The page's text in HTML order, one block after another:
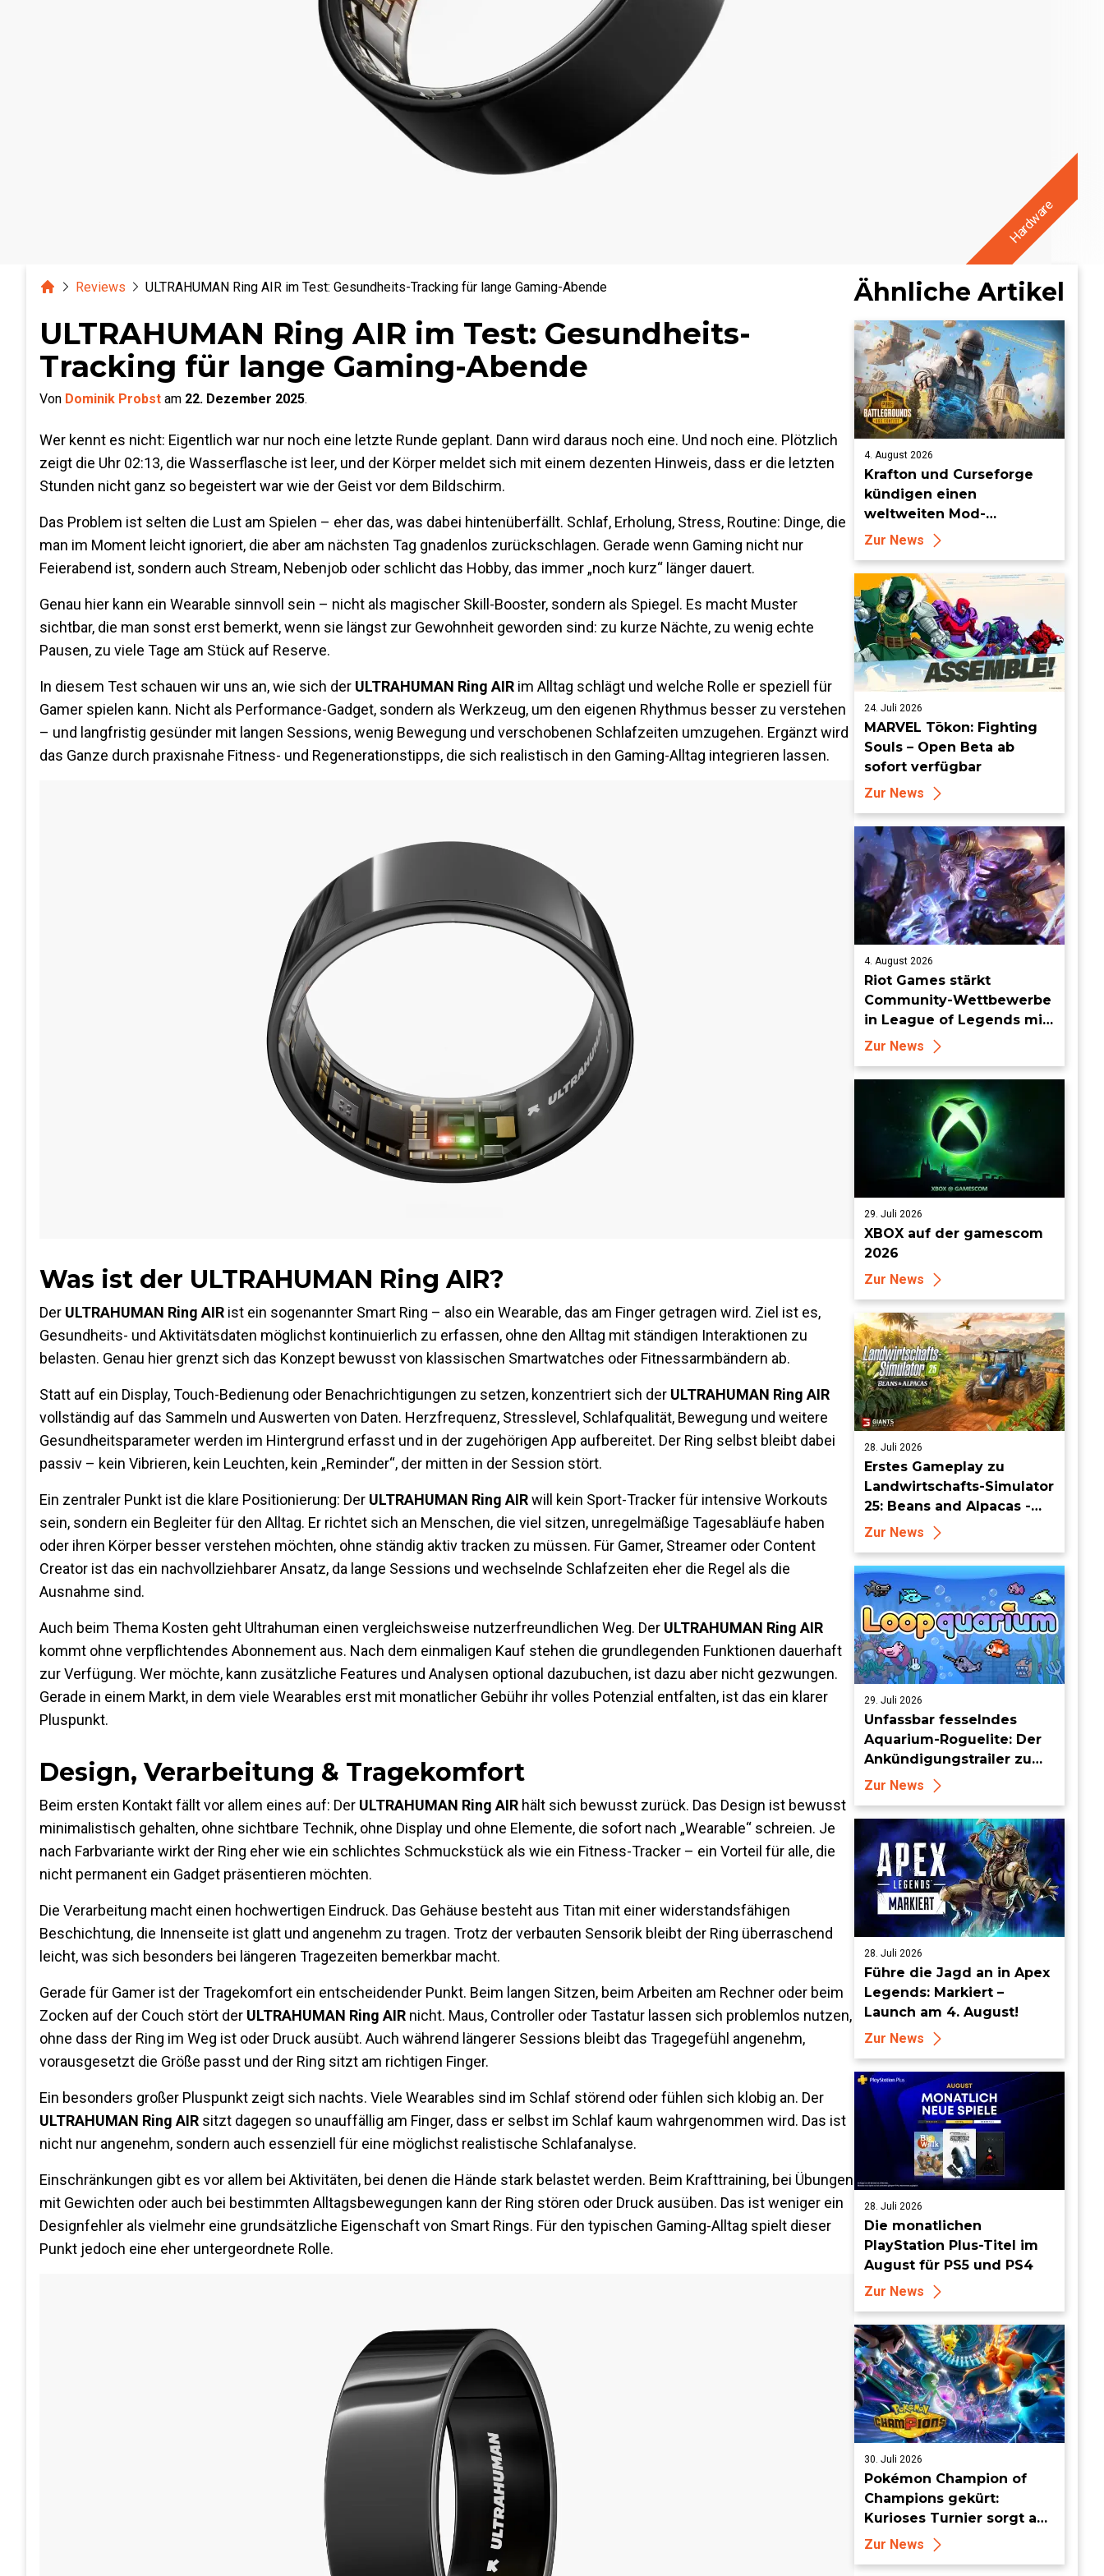
Hardware
HomeReviews ULTRAHUMAN Ring AIR im Test: Gesundheits-Tracking für lange Gaming-Abende
ULTRAHUMAN Ring AIR im Test: Gesundheits-
Tracking für lange Gaming-Abende
Von Dominik Probst am 22. Dezember 2025.
Wer kennt es nicht: Eigentlich war nur noch eine letzte Runde geplant. Dann wird daraus noch eine. Und noch eine. Plötzlich
zeigt die Uhr 02:13, die Wasserflasche ist leer, und der Körper meldet sich mit einem dezenten Hinweis, dass er die letzten
Stunden nicht ganz so begeistert war wie der Geist vor dem Bildschirm.
Das Problem ist selten die Lust am Spielen – eher das, was dabei hintenüberfällt. Schlaf, Erholung, Stress, Routine: Dinge, die
man im Moment leicht ignoriert, die aber am nächsten Tag gnadenlos zurückschlagen. Gerade wenn Gaming nicht nur
Feierabend ist, sondern auch Stream, Nebenjob oder schlicht das Hobby, das immer „noch kurz“ länger dauert.
Genau hier kann ein Wearable sinnvoll sein – nicht als magischer Skill-Booster, sondern als Spiegel. Es macht Muster
sichtbar, die man sonst erst bemerkt, wenn sie längst zur Gewohnheit geworden sind: zu kurze Nächte, zu wenig echte
Pausen, zu viele Tage am Stück auf Reserve.
In diesem Test schauen wir uns an, wie sich der ULTRAHUMAN Ring AIR im Alltag schlägt und welche Rolle er speziell für
Gamer spielen kann. Nicht als Performance-Gadget, sondern als Werkzeug, um den eigenen Rhythmus besser zu verstehen
– und langfristig gesünder mit langen Sessions, wenig Bewegung und verschobenen Schlafzeiten umzugehen. Ergänzt wird
das Ganze durch praxisnahe Fitness- und Regenerationstipps, die sich realistisch in den Gaming-Alltag integrieren lassen.
Was ist der ULTRAHUMAN Ring AIR?
Der ULTRAHUMAN Ring AIR ist ein sogenannter Smart Ring – also ein Wearable, das am Finger getragen wird. Ziel ist es,
Gesundheits- und Aktivitätsdaten möglichst kontinuierlich zu erfassen, ohne den Alltag mit ständigen Interaktionen zu
belasten. Genau hier grenzt sich das Konzept bewusst von klassischen Smartwatches oder Fitnessarmbändern ab.
Statt auf ein Display, Touch-Bedienung oder Benachrichtigungen zu setzen, konzentriert sich der ULTRAHUMAN Ring AIR
vollständig auf das Sammeln und Auswerten von Daten. Herzfrequenz, Stresslevel, Schlafqualität, Bewegung und weitere
Gesundheitsparameter werden im Hintergrund erfasst und in der zugehörigen App aufbereitet. Der Ring selbst bleibt dabei
passiv – kein Vibrieren, kein Leuchten, kein „Reminder“, der mitten in der Session stört.
Ein zentraler Punkt ist die klare Positionierung: Der ULTRAHUMAN Ring AIRwill kein Sport-Tracker für intensive Workouts
sein, sondern ein Begleiter für den Alltag. Er richtet sich an Menschen, die viel sitzen, unregelmäßige Tagesabläufe haben
oder ihren Körper besser verstehen möchten, ohne ständig aktiv tracken zu müssen. Für Gamer, Streamer oder Content
Creator ist das ein nachvollziehbarer Ansatz, da lange Sessions und wechselnde Schlafzeiten eher die Regel als die
Ausnahme sind.
Auch beim Thema Kosten geht Ultrahuman einen vergleichsweise nutzerfreundlichen Weg. Der ULTRAHUMAN Ring AIR
kommt ohne verpflichtendes Abonnement aus. Nach dem einmaligen Kauf stehen die grundlegenden Funktionen dauerhaft
zur Verfügung. Wer möchte, kann zusätzliche Features und Analysen optional dazubuchen, ist dazu aber nicht gezwungen.
Gerade in einem Markt, in dem viele Wearables erst mit monatlicher Gebühr ihr volles Potenzial entfalten, ist das ein klarer
Pluspunkt.
Design, Verarbeitung & Tragekomfort
Beim ersten Kontakt fällt vor allem eines auf: Der ULTRAHUMAN Ring AIR hält sich bewusst zurück. Das Design ist bewusst
minimalistisch gehalten, ohne sichtbare Technik, ohne Display und ohne Elemente, die sofort nach „Wearable“ schreien. Je
nach Farbvariante wirkt der Ring eher wie ein schlichtes Schmuckstück als wie ein Fitness-Tracker – ein Vorteil für alle, die
nicht permanent ein Gadget präsentieren möchten.
Die Verarbeitung macht einen hochwertigen Eindruck. Das Gehäuse besteht aus Titan mit einer widerstandsfähigen
Beschichtung, die Innenseite ist glatt und angenehm zu tragen. Trotz der verbauten Sensorik bleibt der Ring überraschend
leicht, was sich besonders bei längeren Tragezeiten bemerkbar macht.
Gerade für Gamer ist der Tragekomfort ein entscheidender Punkt. Beim langen Sitzen, beim Arbeiten am Rechner oder beim
Zocken auf der Couch stört der ULTRAHUMAN Ring AIR nicht. Maus, Controller oder Tastatur lassen sich problemlos nutzen,
ohne dass der Ring im Weg ist oder Druck ausübt. Auch während längerer Sessions bleibt das Tragegefühl angenehm,
vorausgesetzt die Größe passt und der Ring sitzt am richtigen Finger.
Ein besonders großer Pluspunkt zeigt sich nachts. Viele Wearables sind im Schlaf störend oder fühlen sich klobig an. Der
ULTRAHUMAN Ring AIR sitzt dagegen so unauffällig am Finger, dass er selbst im Schlaf kaum wahrgenommen wird. Das ist
nicht nur angenehm, sondern auch essenziell für eine möglichst realistische Schlafanalyse.
Einschränkungen gibt es vor allem bei Aktivitäten, bei denen die Hände stark belastet werden. Beim Krafttraining, bei Übungen
mit Gewichten oder auch bei bestimmten Alltagsbewegungen kann der Ring stören oder Druck ausüben. Das ist weniger ein
Designfehler als vielmehr eine grundsätzliche Eigenschaft von Smart Rings. Für den typischen Gaming-Alltag spielt dieser
Punkt jedoch eine eher untergeordnete Rolle.
Ähnliche Artikel
4. August 2026
Krafton und Curseforge
kündigen einen
weltweiten Mod-
Wettbewerb mit einem
Preisgeld von 95.000 US-
Dollar an
Zur News
24. Juli 2026
MARVEL Tōkon: Fighting
Souls – Open Beta ab
sofort verfügbar
Zur News
4. August 2026
Riot Games stärkt
Community-Wettbewerbe
in League of Legends mit
neuen Organized-Play-
Zur News
29. Juli 2026
XBOX auf der gamescom
2026
Zur News
28. Juli 2026
Erstes Gameplay zu
Landwirtschafts-Simulator
25: Beans and Alpacas -
Mehr auf FarmCon
Zur News
29. Juli 2026
Unfassbar fesselndes
Aquarium-Roguelite: Der
Ankündigungstrailer zu
Loopquarium
Zur News
28. Juli 2026
Führe die Jagd an in Apex
Legends: Markiert –
Launch am 4. August!
Zur News
28. Juli 2026
Die monatlichen
PlayStation Plus-Titel im
August für PS5 und PS4
Zur News
30. Juli 2026
Pokémon Champion of
Champions gekürt:
Kurioses Turnier sorgt auf
Londoner Bühne für
Zur News